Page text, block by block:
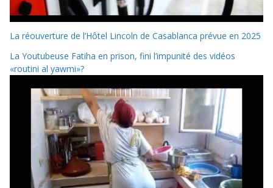
La réouverture de l’Hôtel Lincoln de Casablanca prévue en 2025
La Youtubeuse Fatiha en prison, fini l’impunité des vidéos
«routini al yawmi»?